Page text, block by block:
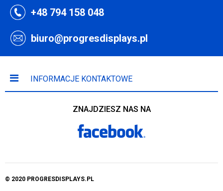
+48 794 158 048
biuro@progresdisplays.pl
INFORMACJE KONTAKTOWE
ZNAJDZIESZ NAS NA
© 2020 PROGRESDISPLAYS.PL